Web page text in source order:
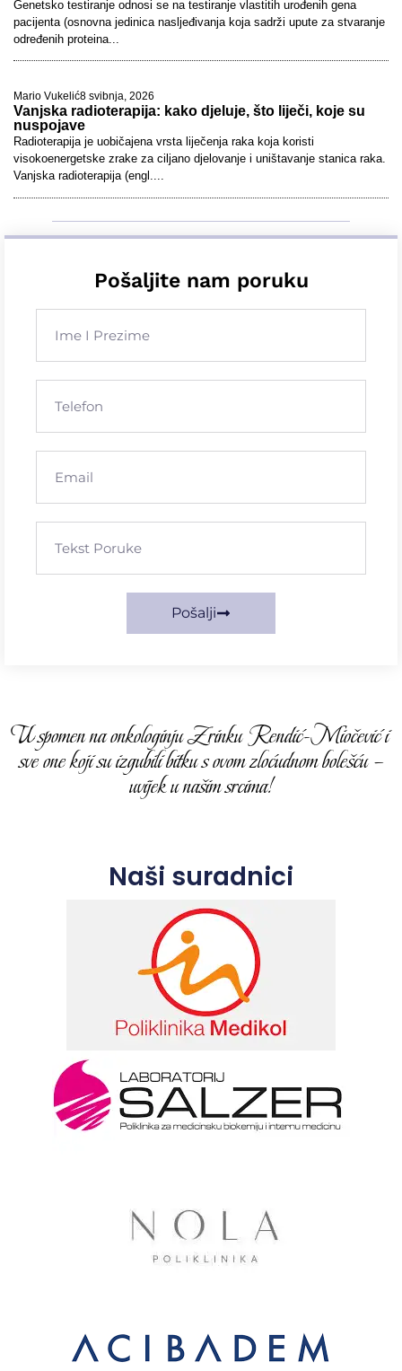
Genetsko testiranje odnosi se na testiranje vlastitih urođenih gena
pacijenta (osnovna jedinica nasljeđivanja koja sadrži upute za stvaranje
određenih proteina...
Mario Vukelić8 svibnja, 2026
Vanjska radioterapija: kako djeluje, što liječi, koje su
nuspojave
Radioterapija je uobičajena vrsta liječenja raka koja koristi
visokoenergetske zrake za ciljano djelovanje i uništavanje stanica raka.
Vanjska radioterapija (engl....
Pošaljite nam poruku
Pošalji
U spomen na onkologinju Zrinku Rendić-Miočević i
sve one koji su izgubili bitku s ovom zloćudnom bolešću –
uvijek u našim srcima!
Naši suradnici